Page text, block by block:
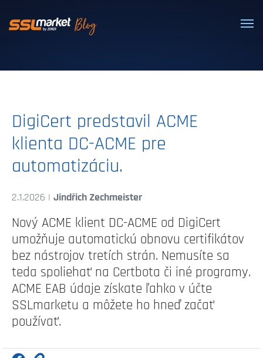
Dôveryhodné SSL/TLS certifikáty
DigiCert predstavil ACME
klienta DC-ACME pre
automatizáciu.
2.1.2026 | Jindřich Zechmeister
Nový ACME klient DC-ACME od DigiCert
umožňuje automatickú obnovu certifikátov
bez nástrojov tretích strán. Nemusíte sa
teda spoliehať na Certbota či iné programy.
ACME EAB údaje získate ľahko v účte
SSLmarketu a môžete ho hneď začať
používať.